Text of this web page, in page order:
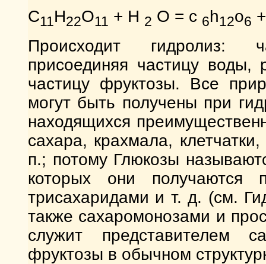
C11H22O11 + Н 2 О = с 6h12o6
Происходит гидролиз:
присоединяя частицу воды,
частицу фруктозы. Все
могут быть получены при
находящихся
сахара, крахмала,
п.; потому Глюкозы
которых они получаются
трисахаридами и т. д. (см.
также сахаромонозами и
служит представителем
фруктозы в обычном